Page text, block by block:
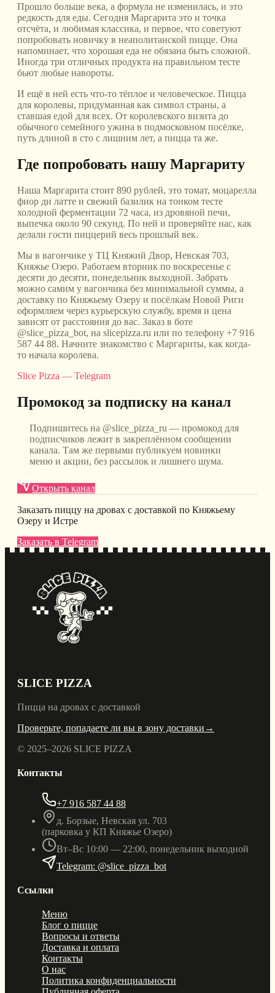
Прошло больше века, а формула не изменилась, и это
редкость для еды. Сегодня Маргарита это и точка
отсчёта, и любимая классика, и первое, что советуют
попробовать новичку в неаполитанской пицце. Она
напоминает, что хорошая еда не обязана быть сложной.
Иногда три отличных продукта на правильном тесте
бьют любые навороты.
И ещё в ней есть что-то тёплое и человеческое. Пицца
для королевы, придуманная как символ страны, а
ставшая едой для всех. От королевского визита до
обычного семейного ужина в подмосковном посёлке,
путь длиной в сто с лишним лет, а пицца та же.
Где попробовать нашу Маргариту
Наша Маргарита стоит 890 рублей, это томат, моцарелла
фиор ди латте и свежий базилик на тонком тесте
холодной ферментации 72 часа, из дровяной печи,
выпечка около 90 секунд. По ней и проверяйте нас, как
делали гости пиццерий весь прошлый век.
Мы в вагончике у ТЦ Княжий Двор, Невская 703,
Княжье Озеро. Работаем вторник по воскресенье с
десяти до десяти, понедельник выходной. Забрать
можно самим у вагончика без минимальной суммы, а
доставку по Княжьему Озеру и посёлкам Новой Риги
оформляем через курьерскую службу, время и цена
зависят от расстояния до вас. Заказ в боте
@slice_pizza_bot, на slicepizza.ru или по телефону +7 916
587 44 88. Начните знакомство с Маргариты, как когда-
то начала королева.
Slice Pizza — Telegram
Промокод за подписку на канал
Подпишитесь на @slice_pizza_ru — промокод для
подписчиков лежит в закреплённом сообщении
канала. Там же первыми публикуем новинки
меню и акции, без рассылок и лишнего шума.
Открыть канал
Заказать пиццу на дровах с доставкой по Княжьему
Озеру и Истре
Заказать в Telegram
SLICE PIZZA
Пицца на дровах с доставкой
Проверьте, попадаете ли вы в зону доставки →
© 2025–2026 SLICE PIZZA
Контакты
+7 916 587 44 88
д. Борзые, Невская ул. 703
(парковка у КП Княжье Озеро)
Вт–Вс 10:00 — 22:00, понедельник выходной
Telegram: @slice_pizza_bot
Ссылки
Меню
Блог о пицце
Вопросы и ответы
Доставка и оплата
Контакты
О нас
Политика конфиденциальности